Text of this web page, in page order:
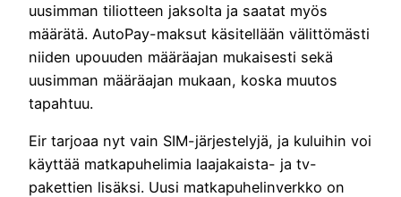
uusimman tiliotteen jaksolta ja saatat myös
määrätä. AutoPay-maksut käsitellään välittömästi
niiden upouuden määräajan mukaisesti sekä
uusimman määräajan mukaan, koska muutos
tapahtuu.
Eir tarjoaa nyt vain SIM-järjestelyjä, ja kuluihin voi
käyttää matkapuhelimia laajakaista- ja tv-
pakettien lisäksi. Uusi matkapuhelinverkko on